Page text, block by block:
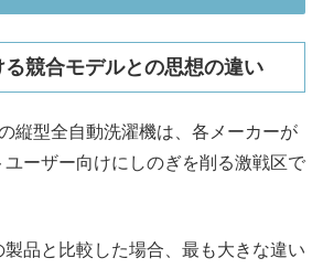
る競合モデルとの思想の違い
縦型全自動洗濯機は、各メーカーが
ユーザー向けにしのぎを削る激戦区で
品と比較した場合、最も大きな違い